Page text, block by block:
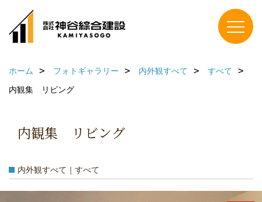
ホーム フォトギャラリー 内外観すべて
すべて
内観集 リビング
内観集 リビング
内外観すべて｜すべて